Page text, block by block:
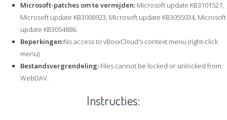
Microsoft-patches om te vermijden: Microsoft update KB3101521,
Microsoft update KB3008923, Microsoft update KB3055034, Microsoft
update KB3054886.
Beperkingen:No access to vBoxxCloud's context menu (right-click
menu)
Bestandsvergrendeling: Files cannot be locked or unlocked from
WebDAV.
Instructies: